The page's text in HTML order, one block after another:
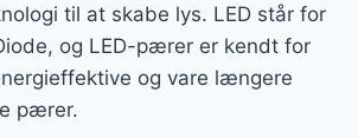
til at skabe lys. LED står for
og LED-pærer er kendt for
og vare længere
pærer.